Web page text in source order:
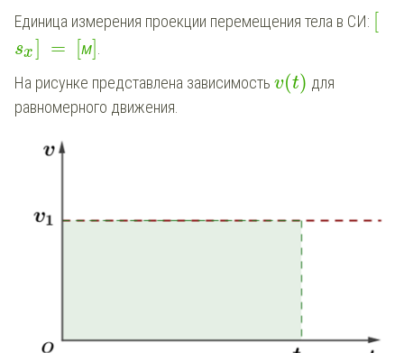
Единица измерения проекции перемещения тела в СИ: [
sx] = [м]
На рисунке представлена зависимость v(t) для
равномерного движения.